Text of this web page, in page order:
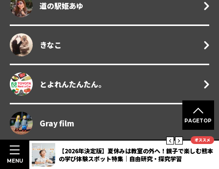
道の駅姫あゆ
きなこ
とよれんたんたん。
Gray film PAGETOP
オススメ
む熊本
夏休みの体験におススメ！八代の食を満喫する「ヤツシロ
ディープスタンプラリー」開催【熊本DC】
MENU